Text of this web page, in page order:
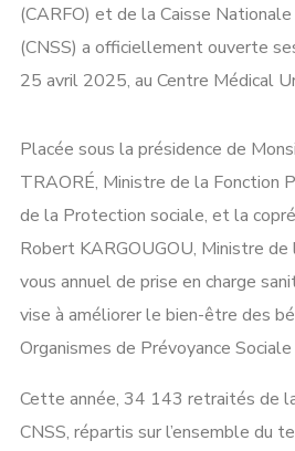
(CARFO) et de la Caisse
(CNSS) a officiellement ouverte
25 avril 2025, au Centre Médical
Placée sous la présidence de
TRAORÉ, Ministre de la Fonction
de la Protection sociale, et la
Robert KARGOUGOU, Ministre de
vous annuel de prise en charge
vise à améliorer le bien-être des
Organismes de Prévoyance Sociale
Cette année, 34 143 retraités de
CNSS, répartis sur l’ensemble du